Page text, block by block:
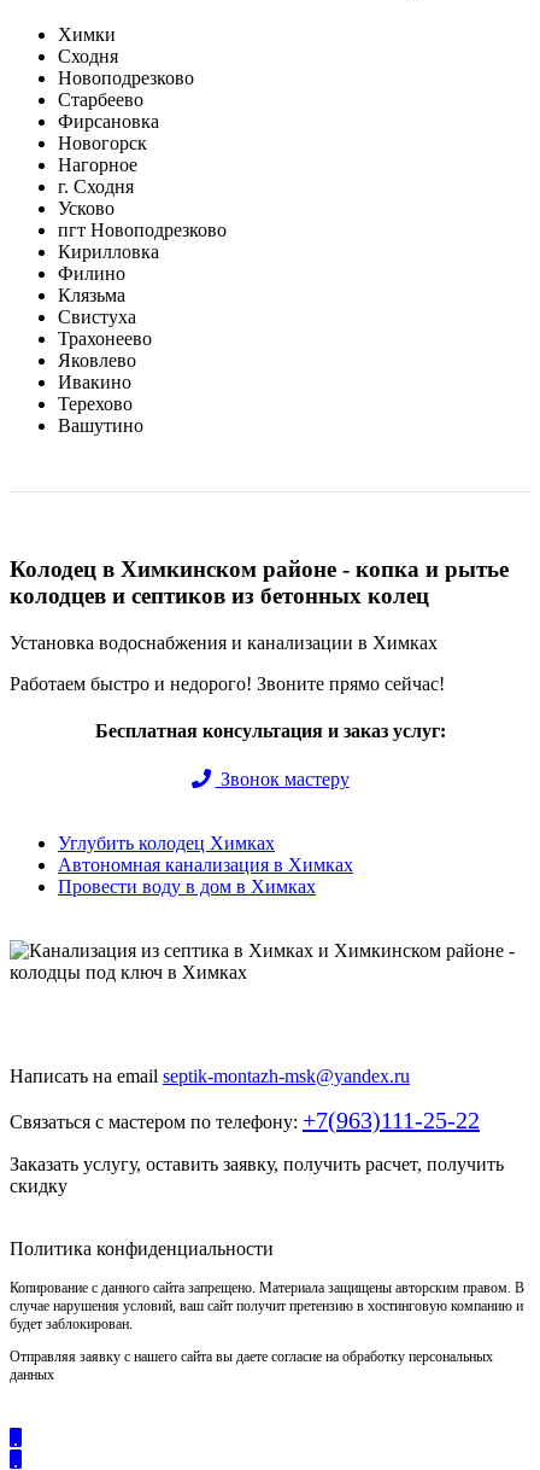
Химки
Сходня
Новоподрезково
Старбеево
Фирсановка
Новогорск
Нагорное
г. Сходня
Усково
пгт Новоподрезково
Кирилловка
Филино
Клязьма
Свистуха
Трахонеево
Яковлево
Ивакино
Терехово
Вашутино
Колодец в Химкинском районе - копка и рытье
колодцев и септиков из бетонных колец
Установка водоснабжения и канализации в Химках
Работаем быстро и недорого! Звоните прямо сейчас!
Бесплатная консультация и заказ услуг:
Звонок мастеру
Углубить колодец Химках
Автономная канализация в Химках
Провести воду в дом в Химках
Написать на email septik-montazh-msk@yandex.ru
Связаться с мастером по телефону: +7(963)111-25-22
Заказать услугу, оставить заявку, получить расчет, получить
скидку
Политика конфиденциальности
Копирование с данного сайта запрещено. Материала защищены авторским правом. В
случае нарушения условий, ваш сайт получит претензию в хостинговую компанию и
будет заблокирован.
Отправляя заявку с нашего сайта вы даете согласие на обработку персональных
данных